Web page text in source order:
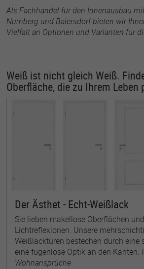
Als Fachhandel für den Innenausbau
Nürnberg und Baiersdorf bieten wir
Vielfalt an Optionen und Varianten für
Weiß ist nicht gleich Weiß.
Oberfläche, die zu Ihrem Leben
Der Ästhet - Echt-Weißlack
Sie lieben makellose Oberflächen
Lichtreflexionen. Unsere
Weißlacktüren bestechen durch eine
eine fugenlose Optik an den Kanten.
Wohnansprüche